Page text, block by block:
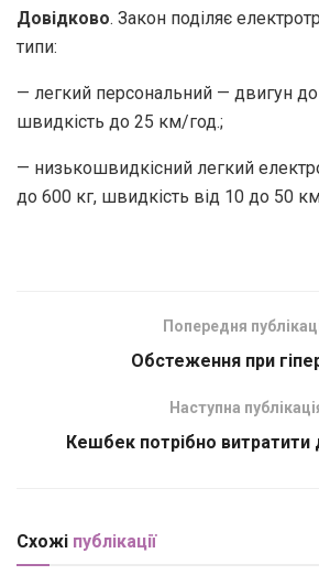
Довідково. Закон поділяє
типи:
— легкий персональний — двигун
швидкість до 25 км/год.;
— низькошвидкісний легкий
до 600 кг, швидкість від 10 до 50
Попередня
Обстеження при
Наступна
Кешбек потрібно витратити
Схожі публікації